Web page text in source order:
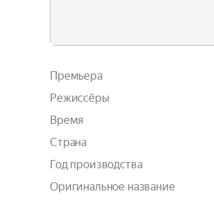
Премьера
Режиссёры
Время
Страна
Год производства
Оригинальное название